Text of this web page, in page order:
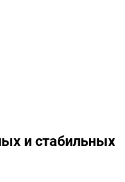
и стабильных